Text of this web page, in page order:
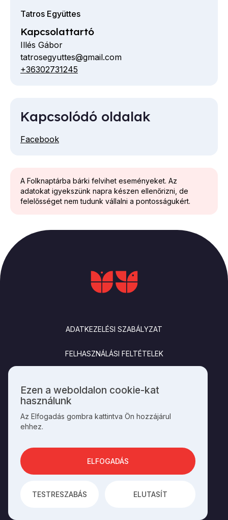
A Folknaptárba bárki felvihet eseményeket. Az
adatokat igyekszünk napra készen ellenőrizni, de
felelősséget nem tudunk vállalni a pontosságukért.
Tatros Együttes
Kapcsolattartó
Illés Gábor
E-
mail
tatrosegyuttes@gmail.com
Telefon
+36302731245
Kapcsolódó oldalak
Facebook
ADATKEZELÉSI SZABÁLYZAT
FELHASZNÁLÁSI FELTÉTELEK
SOCIALS
AZINTEGRAL VISION FEJLESZTETTE
Személyes
adatok
és
cookie-
használata
Ezen a weboldalon cookie-kat
használunk
Az Elfogadás gombra kattintva Ön hozzájárul
ehhez.
TESTRESZABÁS ELUTASÍT
ELFOGADÁS